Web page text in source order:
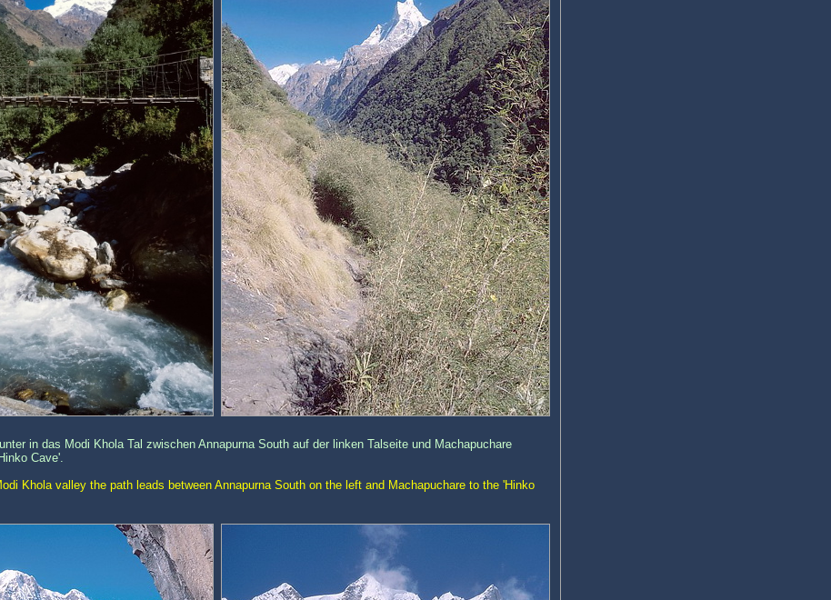
in das Modi Khola Tal zwischen Annapurna South auf der linken Talseite und Machapuchare
Cave'.
Khola valley the path leads between Annapurna South on the left and Machapuchare to the 'Hinko